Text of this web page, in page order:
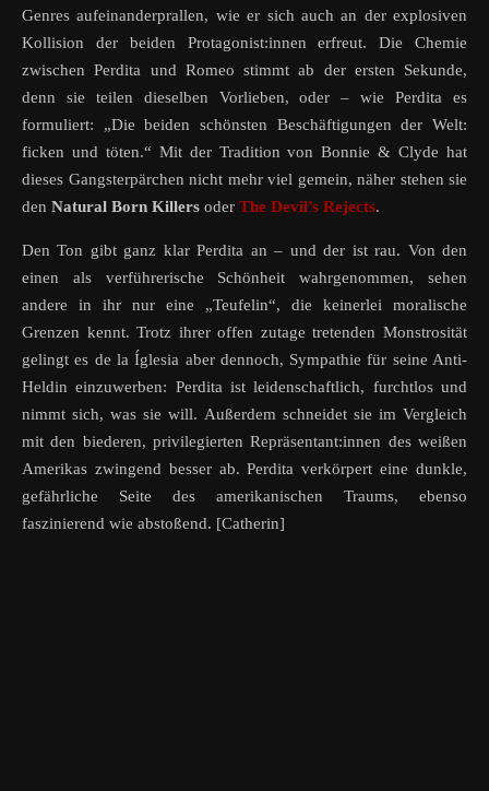
Genres aufeinanderprallen, wie er sich auch an der explosiven
Kollision der beiden Protagonist:innen erfreut. Die Chemie
zwischen Perdita und Romeo stimmt ab der ersten Sekunde,
denn sie teilen dieselben Vorlieben, oder – wie Perdita es
formuliert: „Die beiden schönsten Beschäftigungen der Welt:
ficken und töten.“ Mit der Tradition von Bonnie & Clyde hat
dieses Gangsterpärchen nicht mehr viel gemein, näher stehen sie
den Natural Born Killers oder The Devil’s Rejects.
Den Ton gibt ganz klar Perdita an – und der ist rau. Von den
einen als verführerische Schönheit wahrgenommen, sehen
andere in ihr nur eine „Teufelin“, die keinerlei moralische
Grenzen kennt. Trotz ihrer offen zutage tretenden Monstrosität
gelingt es de la Íglesia aber dennoch, Sympathie für seine Anti-
Heldin einzuwerben: Perdita ist leidenschaftlich, furchtlos und
nimmt sich, was sie will. Außerdem schneidet sie im Vergleich
mit den biederen, privilegierten Repräsentant:innen des weißen
Amerikas zwingend besser ab. Perdita verkörpert eine dunkle,
gefährliche Seite des amerikanischen Traums, ebenso
faszinierend wie abstoßend. [Catherin]